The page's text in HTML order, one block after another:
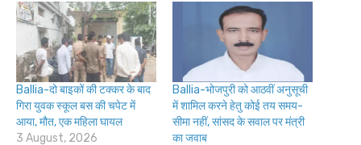
Ballia-दो बाइकों की टक्कर के बाद
गिरा युवक स्कूल बस की चपेट में
आया, मौत, एक महिला घायल
3 August, 2026
Ballia-भोजपुरी को आठवीं अनुसूची
में शामिल करने हेतु कोई तय समय-
सीमा नहीं, सांसद के सवाल पर मंत्री
का जवाब